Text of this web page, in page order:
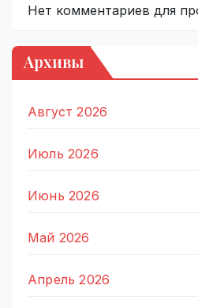
Нет комментариев для
Архивы
Август 2026
Июль 2026
Июнь 2026
Май 2026
Апрель 2026